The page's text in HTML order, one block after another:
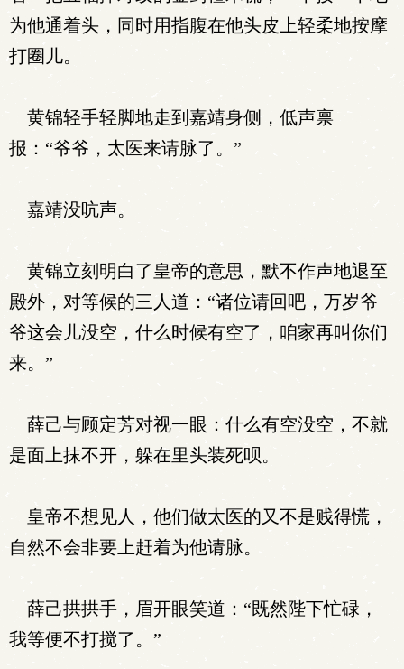
为他通着头，同时用指腹在他头皮上轻柔地按摩
打圈儿。
黄锦轻手轻脚地走到嘉靖身侧，低声禀
报：“爷爷，太医来请脉了。”
嘉靖没吭声。
黄锦立刻明白了皇帝的意思，默不作声地退至
殿外，对等候的三人道：“诸位请回吧，万岁爷
爷这会儿没空，什么时候有空了，咱家再叫你们
来。”
薛己与顾定芳对视一眼：什么有空没空，不就
是面上抹不开，躲在里头装死呗。
皇帝不想见人，他们做太医的又不是贱得慌，
自然不会非要上赶着为他请脉。
薛己拱拱手，眉开眼笑道：“既然陛下忙碌，
我等便不打搅了。”